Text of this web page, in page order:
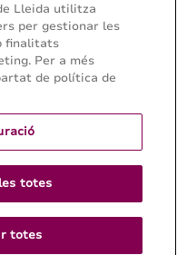
Lleida utilitza
per gestionar les
finalitats
Per a més
de política de
totes
totes